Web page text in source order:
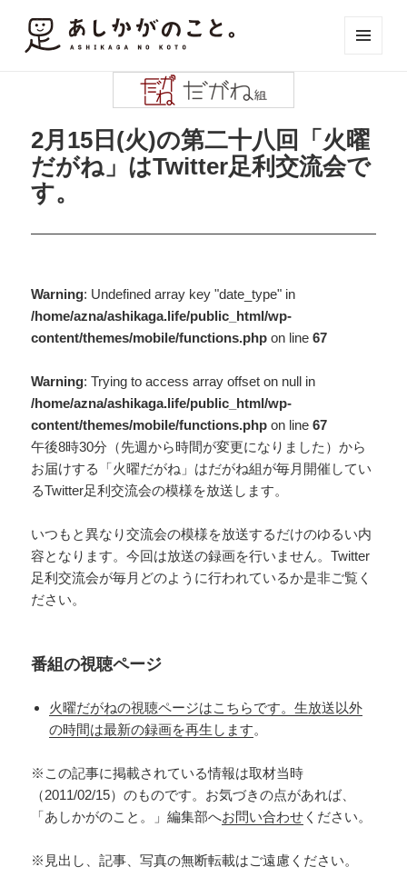
2月15日(火)の第二十八回「火曜
だがね」はTwitter足利交流会で
す。
Warning: Undefined array key "date_type" in
/home/azna/ashikaga.life/public_html/wp-
content/themes/mobile/functions.php on line67
Warning: Trying to access array offset on null in
/home/azna/ashikaga.life/public_html/wp-
content/themes/mobile/functions.php on line67
午後8時30分（先週から時間が変更になりました）から
お届けする「火曜だがね」はだがね組が毎月開催してい
るTwitter足利交流会の模様を放送します。
いつもと異なり交流会の模様を放送するだけのゆるい内
容となります。今回は放送の録画を行いません。Twitter
足利交流会が毎月どのように行われているか是非ご覧く
ださい。
番組の視聴ページ
火曜だがねの視聴ページはこちらです。生放送以外
の時間は最新の録画を再生します。
※この記事に掲載されている情報は取材当時
（2011/02/15）のものです。お気づきの点があれば、
「あしかがのこと。」編集部へお問い合わせ ください。
※見出し、記事、写真の無断転載はご遠慮ください。